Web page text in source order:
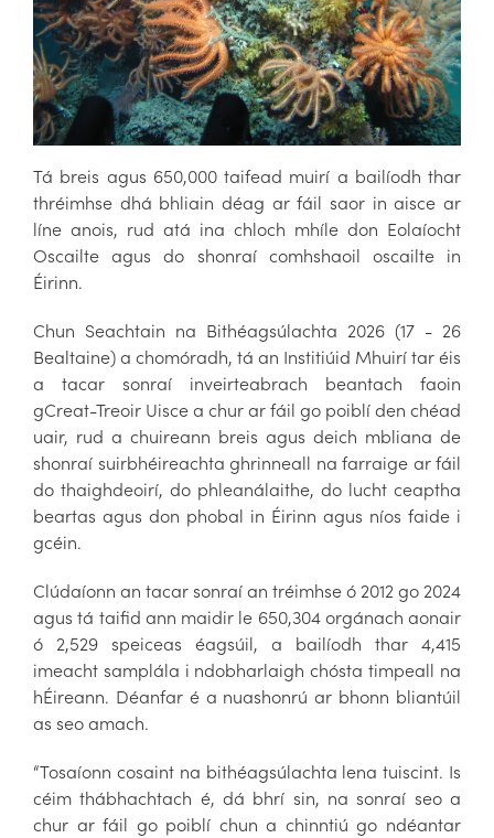
Tá breis agus 650,000 taifead muirí a bailíodh thar
thréimhse dhá bhliain déag ar fáil saor in aisce ar
líne anois, rud atá ina chloch mhíle don Eolaíocht
Oscailte agus do shonraí comhshaoil oscailte in
Éirinn.
Chun Seachtain na Bithéagsúlachta 2026 (17 - 26
Bealtaine) a chomóradh, tá an Institiúid Mhuirí tar éis
a tacar sonraí inveirteabrach beantach faoin
gCreat-Treoir Uisce a chur ar fáil go poiblí den chéad
uair, rud a chuireann breis agus deich mbliana de
shonraí suirbhéireachta ghrinneall na farraige ar fáil
do thaighdeoirí, do phleanálaithe, do lucht ceaptha
beartas agus don phobal in Éirinn agus níos faide i
gcéin.
Clúdaíonn an tacar sonraí an tréimhse ó 2012 go 2024
agus tá taifid ann maidir le 650,304 orgánach aonair
ó 2,529 speiceas éagsúil, a bailíodh thar 4,415
imeacht samplála i ndobharlaigh chósta timpeall na
hÉireann. Déanfar é a nuashonrú ar bhonn bliantúil
as seo amach.
“Tosaíonn cosaint na bithéagsúlachta lena tuiscint. Is
céim thábhachtach é, dá bhrí sin, na sonraí seo a
chur ar fáil go poiblí chun a chinntiú go ndéantar